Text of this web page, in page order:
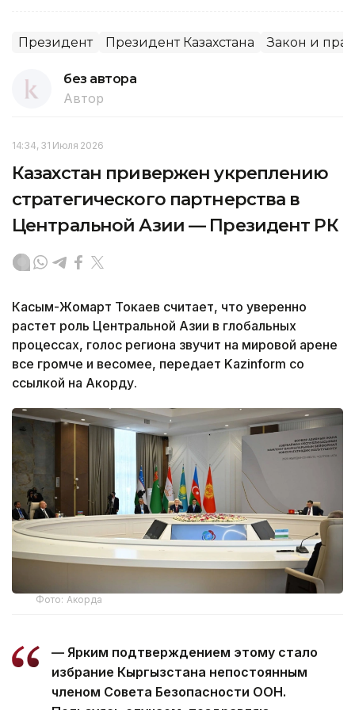
Президент Президент Казахстана Закон и
без автора
Автор
14:34, 31 Июля 2026
Казахстан привержен укреплению
стратегического партнерства в
Центральной Азии — Президент РК
Касым-Жомарт Токаев считает, что уверенно
растет роль Центральной Азии в глобальных
процессах, голос региона звучит на мировой арене
все громче и весомее, передает Kazinform со
ссылкой на Акорду.
Фото: Акорда
— Ярким подтверждением этому стало
избрание Кыргызстана непостоянным
членом Совета Безопасности ООН.